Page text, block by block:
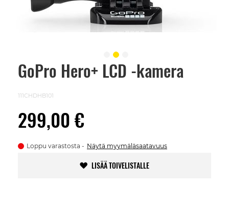
GoPro Hero+ LCD -kamera
111CHDHB101
299,00 €
Loppu varastosta Näytä myymäläsaatavuus
LISÄÄ TOIVELISTALLE
Skip
images
gallery